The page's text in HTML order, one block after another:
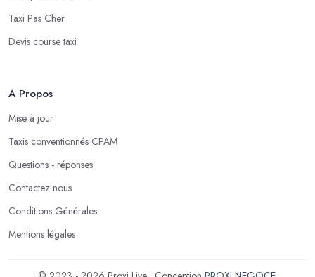
Taxi Pas Cher
Devis course taxi
A Propos
Mise à jour
Taxis conventionnés CPAM
Questions - réponses
Contactez nous
Conditions Générales
Mentions légales